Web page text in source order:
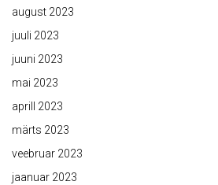
august 2023
juuli 2023
juuni 2023
mai 2023
aprill 2023
märts 2023
veebruar 2023
jaanuar 2023